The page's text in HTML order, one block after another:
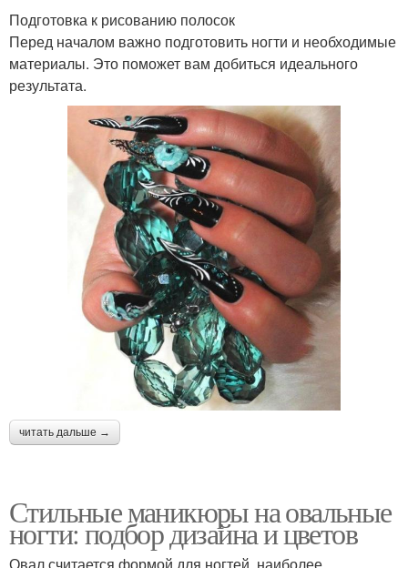
Подготовка к рисованию полосок
Перед началом важно подготовить ногти и необходимые
материалы. Это поможет вам добиться идеального
результата.
читать дальше →
Стильные маникюры на овальные
ногти: подбор дизайна и цветов
Овал считается формой для ногтей, наиболее